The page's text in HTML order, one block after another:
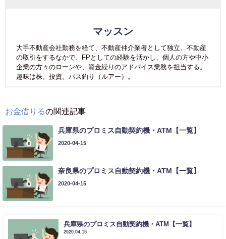
マッスン
大手不動産会社勤務を経て、不動産仲介業者として独立。不動産
の取引をするなかで、FPとしての経験を活かし、個人の方や中小
企業の方々のローンや、資金繰りのアドバイス業務を担当する。
趣味は株。投資。バス釣り（ルアー）。
お金借りるの関連記事
兵庫県のプロミス自動契約機・ATM【一覧】
2020-04-15
奈良県のプロミス自動契約機・ATM【一覧】
2020-04-15
兵庫県のプロミス自動契約機・ATM【一覧】
2020.04.15